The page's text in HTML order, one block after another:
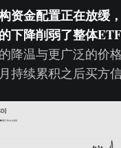
资金配置正在放缓
下降削弱了整体ETF
降温与更广泛的价
持续累积之后买方信